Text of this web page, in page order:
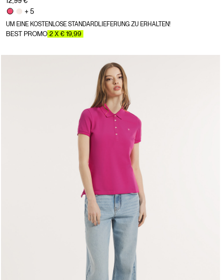
+ 5
UM EINE KOSTENLOSE STANDARDLIEFERUNG ZU ERHALTEN!
BEST PROMO 2 X € 19,99